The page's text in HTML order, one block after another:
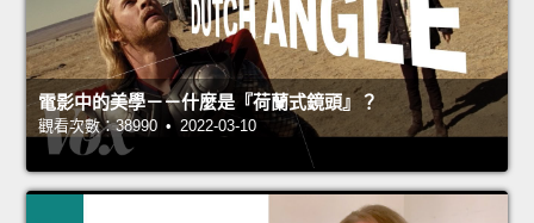
電影中的美學－－什麼是『荷蘭式鏡頭』？
觀看次數：38990 • 2022-03-10